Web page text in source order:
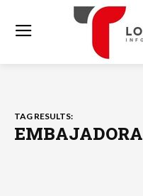
TAG RESULTS:
EMBAJADORA